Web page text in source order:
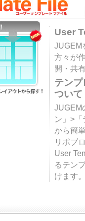
User
JUGEM
方々が
開・共
テン
ついて
JUGEM
ン」>
から簡
リポブ
User
るテン
けます